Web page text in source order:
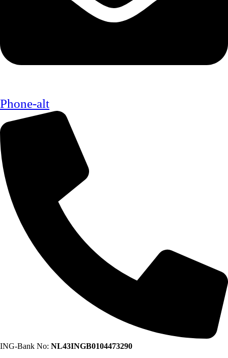
Phone-alt
ING-Bank No: NL43INGB0104473290